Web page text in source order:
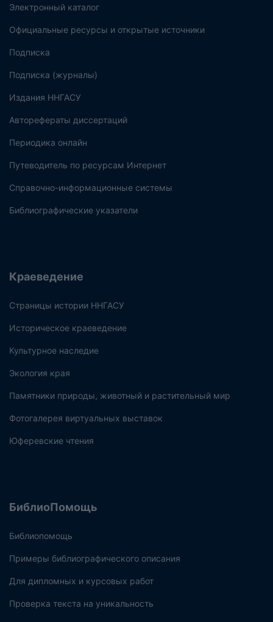
Электронный каталог
Официальные ресурсы и открытые источники
Подписка
Подписка (журналы)
Издания ННГАСУ
Авторефераты диссертаций
Периодика онлайн
Путеводитель по ресурсам Интернет
Справочно-информационные системы
Библиографические указатели
Краеведение
Страницы истории ННГАСУ
Историческое краеведение
Культурное наследие
Экология края
Памятники природы, животный и растительный мир
Фотогалерея виртуальных выставок
Юферевские чтения
БиблиоПомощь
Библиопомощь
Примеры библиографического описания
Для дипломных и курсовых работ
Проверка текста на уникальность